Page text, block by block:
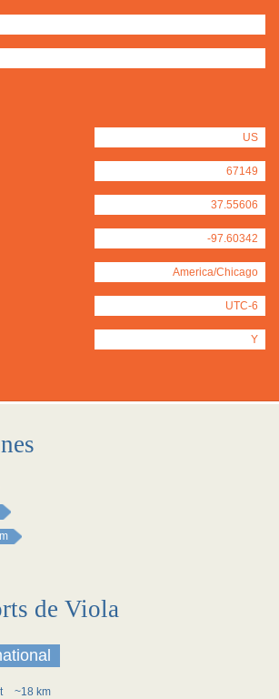
US
67149
37.55606
-97.60342
America/Chicago
UTC-6
Y
de Viola
~18 km